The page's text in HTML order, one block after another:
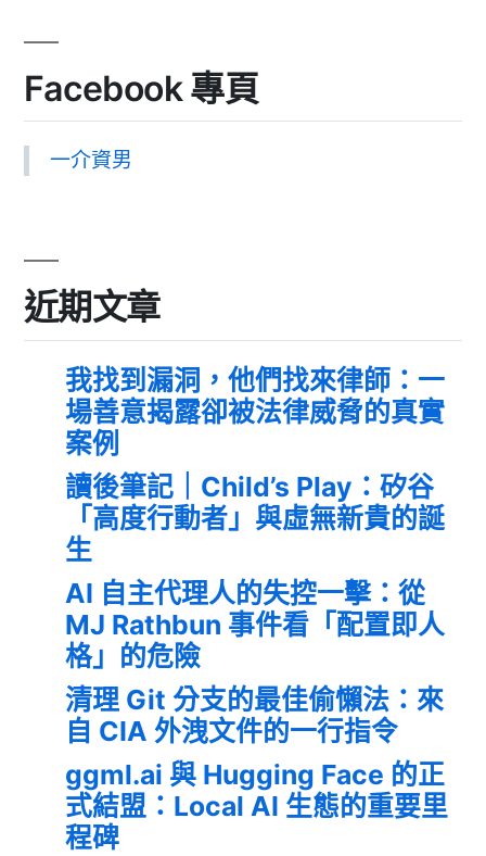
Facebook 專頁
一介資男
近期文章
我找到漏洞，他們找來律師：一
場善意揭露卻被法律威脅的真實
案例
讀後筆記｜Child’s Play：矽谷
「高度行動者」與虛無新貴的誕
生
AI 自主代理人的失控一擊：從
MJ Rathbun 事件看「配置即人
格」的危險
清理 Git 分支的最佳偷懶法：來
自 CIA 外洩文件的一行指令
ggml.ai 與 Hugging Face 的正
式結盟：Local AI 生態的重要里
程碑